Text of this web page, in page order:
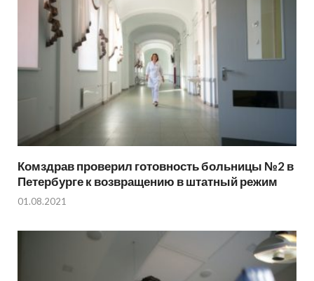
Комздрав проверил готовность больницы №2 в
Петербурге к возвращению в штатный режим
01.08.2021